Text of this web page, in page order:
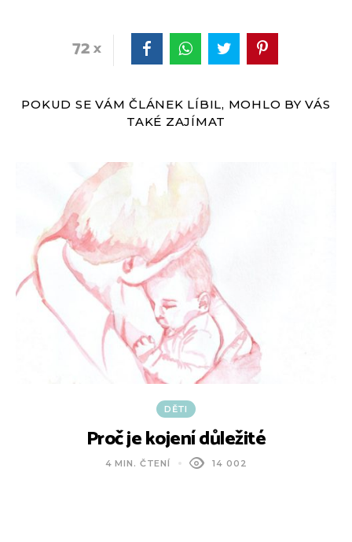
72
POKUD SE VÁM ČLÁNEK LÍBIL, MOHLO BY VÁS
TAKÉ ZAJÍMAT
DĚTI
Proč je kojení důležité
4 MIN. ČTENÍ 14 002